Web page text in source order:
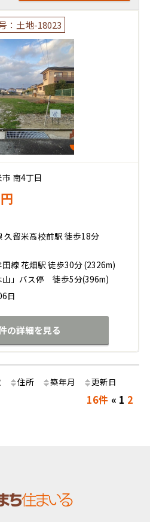
：土地-18023
南4丁目
久留米高校前駅 徒歩18分
線 花畑駅 徒歩30分 (2326m)
山」バス停 徒歩5分(396m)
日
の詳細を見る
住所 築年月 更新日
16件 « 1 2